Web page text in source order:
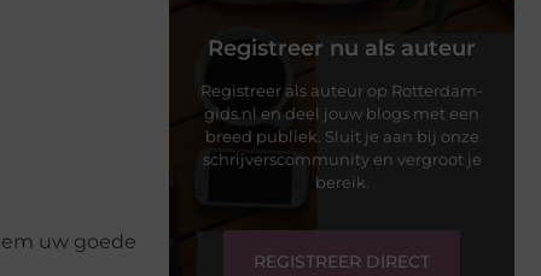
uw goede
Registreer nu als auteur
Registreer als auteur op Rotterdam-
gids.nl en deel jouw blogs met een
breed publiek. Sluit je aan bij onze
schrijverscommunity en vergroot je
bereik.
REGISTREER DIRECT